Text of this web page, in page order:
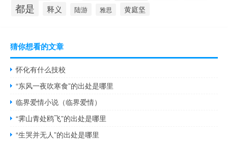
都是 释义 陆游 雅思 黄庭坚
猜你想看的文章
怀化有什么技校
“东风一夜吹寒食”的出处是哪里
临界爱情小说（临界爱情）
“霁山青处鸥飞”的出处是哪里
“生哭并无人”的出处是哪里